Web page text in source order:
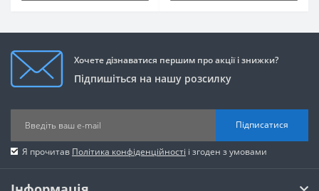
Хочете дізнаватися першим про акції і знижки?
Підпишіться на нашу розсилку
Підписатися
Я прочитав Політика конфіденційності і згоден з умовами